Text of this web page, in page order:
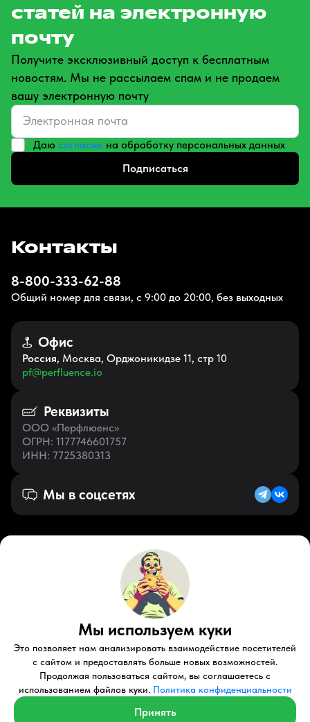
статей на электронную
почту
Получите эксклюзивный доступ к бесплатным
новостям. Мы не рассылаем спам и не продаем
вашу электронную почту
Даю согласие на обработку персональных данных
Подписаться
Контакты
8-800-333-62-88
Общий номер для связи, с 9:00 до 20:00, без выходных
Офис
Россия, Москва, Орджоникидзе 11, стр 10
pf@perfluence.io
Реквизиты
ООО «Перфлюенс»
ОГРН: 1177746601757
ИНН: 7725380313
Мы в соцсетях
Русский (RU)
ZenYoutubeTelegramTiktokКонтакты
Правовые документыУсловия использования
Пользовательское соглашение
© 2026 Perfluence LLC Все права защищены.
Политика конфиденциальности
Мы используем куки
Это позволяет нам анализировать взаимодействие посетителей
с сайтом и предоставлять больше новых возможностей.
Продолжая пользоваться сайтом, вы соглашаетесь с
использованием файлов куки. Политика конфиденциальности
Принять